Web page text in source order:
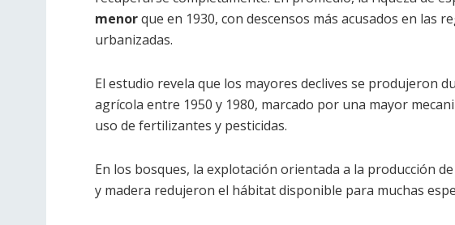
menorque en 1930, con descensos más acusados en las
urbanizadas.
El estudio revela que los mayores declives se produjeron
agrícola entre 1950 y 1980, marcado por una mayor
uso de fertilizantes y pesticidas.
En los bosques, la explotación orientada a la producción
y madera redujeron el hábitat disponible para muchas